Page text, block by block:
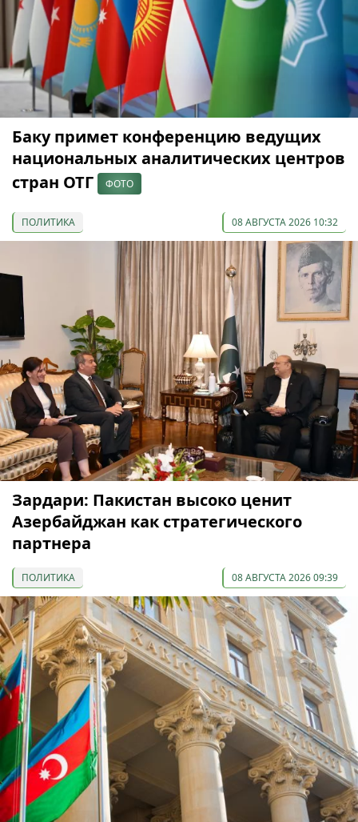
Баку примет конференцию ведущих
национальных аналитических центров
стран ОТГ
ФОТО
ПОЛИТИКА 08 АВГУСТА 2026 10:32
Зардари: Пакистан высоко ценит
Азербайджан как стратегического
партнера
ПОЛИТИКА 08 АВГУСТА 2026 09:39